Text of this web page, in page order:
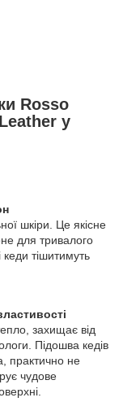
Rosso
у
шкіри. Це якісне
для тривалого
кеди тішитимуть
захищає від
Підошва кедів
практично не
чудове